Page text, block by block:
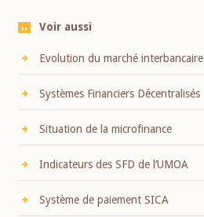
Voir aussi
Evolution du marché interbancaire
Systèmes Financiers Décentralisés
Situation de la microfinance
Indicateurs des SFD de l’UMOA
Système de paiement SICA